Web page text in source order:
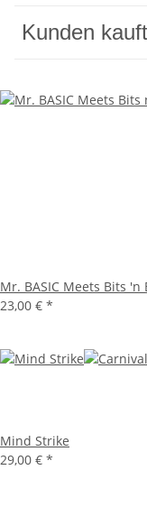
Kunden
Mr. BASIC Meets Bits 'n
23,00 € *
Mind Strike
29,00 € *